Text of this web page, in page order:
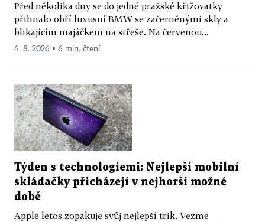
Před několika dny se do jedné pražské křižovatky
přihnalo obří luxusní BMW se začerněnými skly a
blikajícím majáčkem na střeše. Na červenou...
4. 8. 2026 ▪ 6 min. čtení
Týden s technologiemi: Nejlepší mobilní
skládačky přicházejí v nejhorší možné
době
Apple letos zopakuje svůj nejlepší trik. Vezme